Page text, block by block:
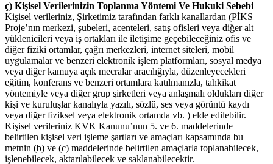
ç) Kişisel Verilerinizin Toplanma Yöntemi Ve Hukuki Sebebi
Kişisel verileriniz, Şirketimiz tarafından farklı kanallardan (PİKS
Proje’nın merkezi, şubeleri, acenteleri, satış ofisleri veya diğer alt
yüklenicileri veya iş ortakları ile iletişime geçebileceğiniz ofis ve
diğer fiziki ortamlar, çağrı merkezleri, internet siteleri, mobil
uygulamalar ve benzeri elektronik işlem platformları, sosyal medya
veya diğer kamuya açık mecralar aracılığıyla, düzenleyecekleri
eğitim, konferans ve benzeri ortamlara katılmanızla, tahkikat
yöntemiyle veya diğer grup şirketleri veya anlaşmalı oldukları diğer
kişi ve kuruluşlar kanalıyla yazılı, sözlü, ses veya görüntü kaydı
veya diğer fiziksel veya elektronik ortamda vb. ) elde edilebilir.
Kişisel verileriniz KVK Kanunu’nun 5. ve 6. maddelerinde
belirtilen kişisel veri işleme şartları ve amaçları kapsamında bu
metnin (b) ve (c) maddelerinde belirtilen amaçlarla toplanabilecek,
işlenebilecek, aktarılabilecek ve saklanabilecektir.